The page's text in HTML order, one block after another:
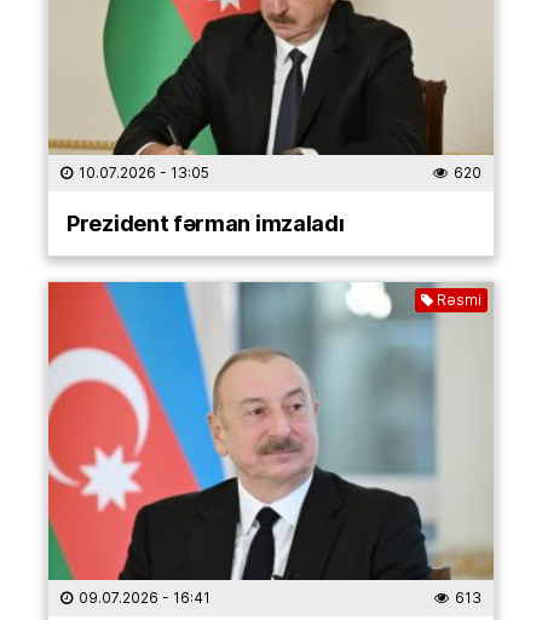
10.07.2026 - 13:05 620
Prezident fərman imzaladı
Rəsmi
09.07.2026 - 16:41 613